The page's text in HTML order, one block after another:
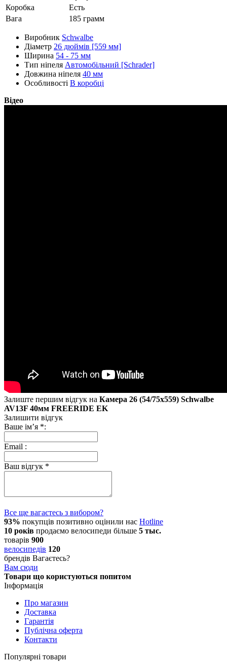
Коробка
Есть
Вага
185 грамм
Виробник Schwalbe
Діаметр 26 дюймів [559 мм]
Ширина 54 - 75 мм
Тип ніпеля Автомобільний [Schrader]
Довжина ніпеля 40 мм
Особливості В коробці
Відео
Залиште першим відгук на Камера 26 (54/75x559) Schwalbe
AV13F 40мм FREERIDE EK
Залишити відгук
Ваше ім’я *:
Email :
Ваш відгук *
Все ще вагаєтесь з вибором?
93% покупців позитивно оцінили нас Hotline
10 років продаємо велосипеди більше 5 тыс.
товарів 900
велосипедів 120
брендів Вагаєтесь?
Вам сюди
Товари що користуються попитом
Інформація
Про магазин
Доставка
Гарантія
Публічна оферта
Контакти
Популярні товари